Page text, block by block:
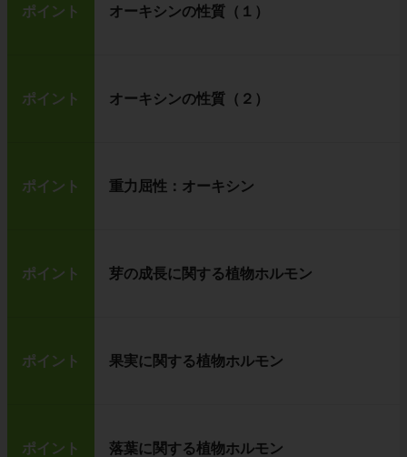
ポイント オーキシンの性質（１）
ポイント オーキシンの性質（２）
ポイント 重力屈性：オーキシン
ポイント 芽の成長に関する植物ホルモン
ポイント 果実に関する植物ホルモン
ポイント 落葉に関する植物ホルモン